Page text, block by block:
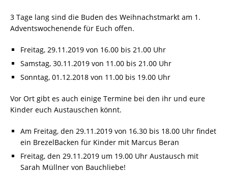
3 Tage lang sind die Buden des Weihnachstmarkt am 1.
Adventswochenende für Euch offen.
Freitag, 29.11.2019 von 16.00 bis 21.00 Uhr
Samstag, 30.11.2019 von 11.00 bis 21.00 Uhr
Sonntag, 01.12.2018 von 11.00 bis 19.00 Uhr
Vor Ort gibt es auch einige Termine bei den ihr und eure
Kinder euch Austauschen könnt.
Am Freitag, den 29.11.2019 von 16.30 bis 18.00 Uhr findet
ein BrezelBacken für Kinder mit Marcus Beran
Freitag, den 29.11.2019 um 19.00 Uhr Austausch mit
Sarah Müllner von Bauchliebe!